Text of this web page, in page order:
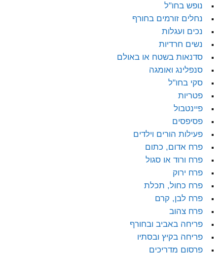
נופש בחו"ל
נחלים זורמים בחורף
נכים ועגלות
נשים חרדיות
סדנאות בשטח או באולם
סנפלינג ואומגה
סקי בחו"ל
פטריות
פיינטבול
פסיפסים
פעילות הורים וילדים
פרח אדום, כתום
פרח ורוד או סגול
פרח ירוק
פרח כחול, תכלת
פרח לבן, קרם
פרח צהוב
פריחה באביב ובחורף
פריחה בקיץ ובסתיו
פרסום מדריכים